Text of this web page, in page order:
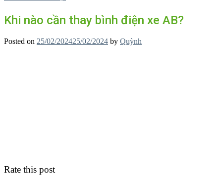
Khi nào cần thay bình điện xe AB?
Posted on 25/02/202425/02/2024 by Quỳnh
Rate this post